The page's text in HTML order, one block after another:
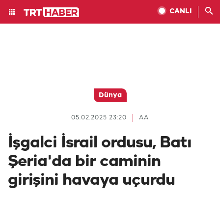
CANLI
Dünya
AA
05.02.2025 23:20
İşgalci İsrail ordusu, Batı
Şeria'da bir caminin
girişini havaya uçurdu